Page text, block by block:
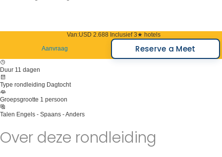
Van:USD 2.688 Inclusief 3★ hotels
Aanvraag
Reserve a Meet
Duur 11 dagen
Type rondleiding Dagtocht
Groepsgrootte 1 persoon
Talen Engels - Spaans - Anders
Over deze rondleiding